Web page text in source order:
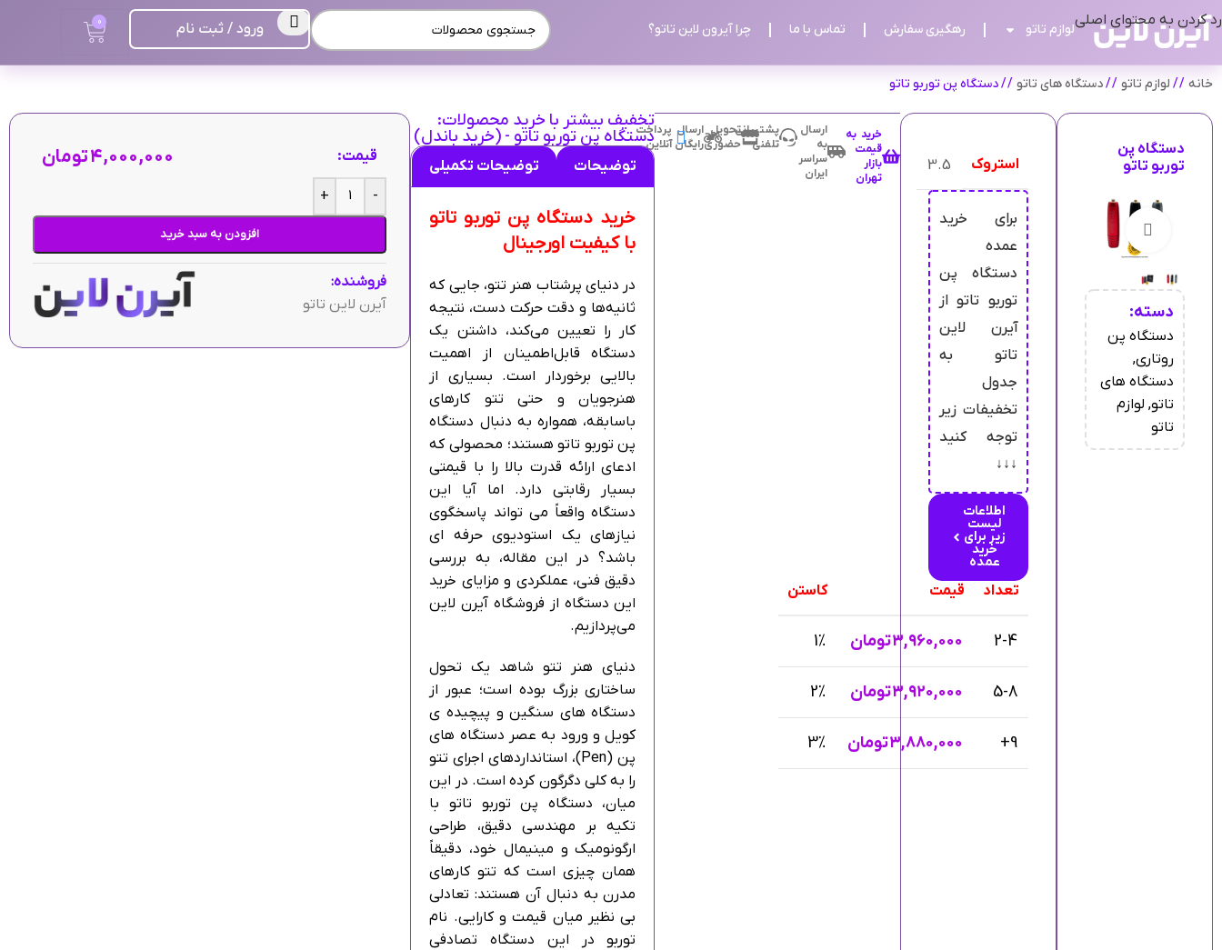
رد کردن به محتوای اصلی
لوازم تاتو رهگیری سفارش تماس با ما چرا آیرون لاین تاتو؟ ورود / ثبت نام 0
خانه / لوازم تاتو / دستگاه های تاتو / دستگاه پن توربو تاتو
دستگاه پن
توربو تاتو
بزرگنمایی تصویر
دسته:
دستگاه پن
روتاری,
دستگاه های
تاتو, لوازم
تاتو
استروک 3.5
برای خرید
عمده
دستگاه پن
توربو تاتو از
آیرن لاین
تاتو به
جدول
تخفیفات زیر
توجه کنید
↓↓↓
اطلاعات
لیست
زیر برای
خرید
عمده
تعداد قیمت کاستن
2-4 ۳,۹۶۰,۰۰۰تومان 1%
5-8 ۳,۹۲۰,۰۰۰تومان 2%
9+ ۳,۸۸۰,۰۰۰تومان 3%
خرید به
قیمت
بازار
تهران
ارسال
به
سراسر
ایران
پشتیبانی
تلفنی
تحویل
حضوری
ارسال
رایگان
پرداخت
آنلاین
تخفیف بیشتر با خرید محصولات:
دستگاه پن توربو تاتو - (خرید باندل)
توضیحات توضیحات تکمیلی
خرید دستگاه پن توربو تاتو
با کیفیت اورجینال
در دنیای پرشتاب هنر تتو، جایی که
ثانیه‌ها و دقت حرکت دست، نتیجه
کار را تعیین می‌کند، داشتن یک
دستگاه قابل‌اطمینان از اهمیت
بالایی برخوردار است. بسیاری از
هنرجویان و حتی تتو کارهای
باسابقه، همواره به دنبال دستگاه
پن توربو تاتو هستند؛ محصولی که
ادعای ارائه قدرت بالا را با قیمتی
بسیار رقابتی دارد. اما آیا این
دستگاه واقعاً می‌ تواند پاسخگوی
نیازهای یک استودیوی حرفه‌ ای
باشد؟ در این مقاله، به بررسی
دقیق فنی، عملکردی و مزایای خرید
این دستگاه از فروشگاه آیرن لاین
می‌پردازیم.
دنیای هنر تتو شاهد یک تحول
ساختاری بزرگ بوده است؛ عبور از
دستگاه‌ های سنگین و پیچیده‌ ی
کویل و ورود به عصر دستگاه‌ های
پن (Pen)، استانداردهای اجرای تتو
را به کلی دگرگون کرده است. در این
میان، دستگاه پن توربو تاتو با
تکیه بر مهندسی دقیق، طراحی
ارگونومیک و مینیمال خود، دقیقاً
همان چیزی است که تتو کارهای
مدرن به دنبال آن هستند: تعادلی
بی‌ نظیر میان قیمت و کارایی. نام
توربو در این دستگاه تصادفی
قیمت: ۴,۰۰۰,۰۰۰تومان
-
+
افزودن به سبد خرید
فروشنده:
آیرن لاین تاتو